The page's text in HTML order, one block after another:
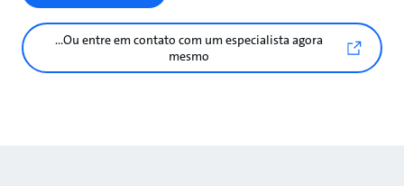
...Ou entre em contato com um especialista agora
mesmo